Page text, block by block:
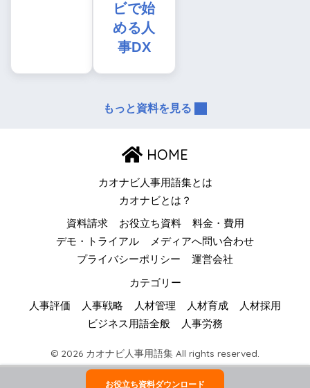
ビで始
める人
事DX
もっと資料を見る
HOME
カオナビ人事用語集とは
カオナビとは？
資料請求 お役立ち資料
料金・費用
デモ・トライアル
メディアへ問い合わせ
プライバシーポリシー
運営会社
カテゴリー
人事評価 人事戦略 人材管理 人材育成
人材採用
ビジネス用語全般
人事労務
© 2026 カオナビ人事用語集 All rights reserved.
お役立ち資料ダウンロード